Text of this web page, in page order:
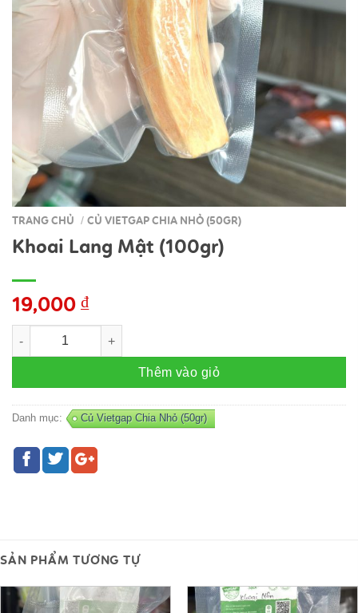
TRANG CHỦ / CỦ VIETGAP CHIA NHỎ (50GR)
Khoai Lang Mật (100gr)
19,000 ₫
Khoai Lang Mật (100gr) số lượng
Thêm vào giỏ
Danh mục: Củ Vietgap Chia Nhỏ (50gr)
SẢN PHẨM TƯƠNG TỰ